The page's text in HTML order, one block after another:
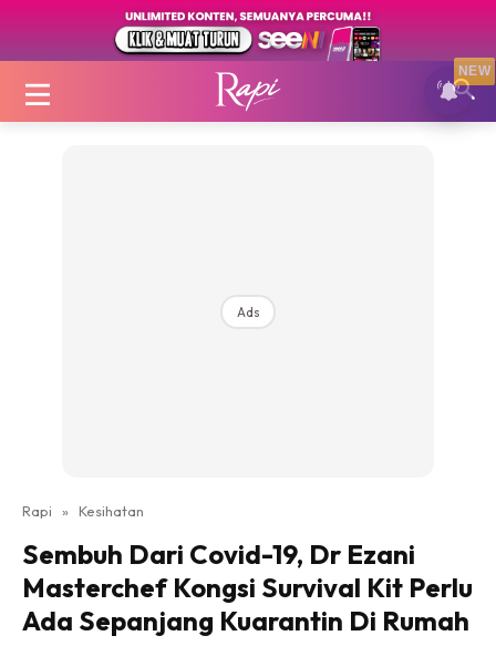
Login|Register
Nutrisi
Video
Fit Rapi
Ads
Rapi » Kesihatan
Sembuh Dari Covid-19, Dr Ezani
Masterchef Kongsi Survival Kit Perlu
Ada Sepanjang Kuarantin Di Rumah
NEW